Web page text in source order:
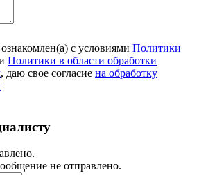
с условиями Политики
Политики в области обработки
, даю свое согласие на обработку
не отправлено.